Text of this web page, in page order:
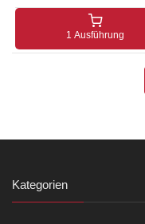
1 Ausführung
Kategorien